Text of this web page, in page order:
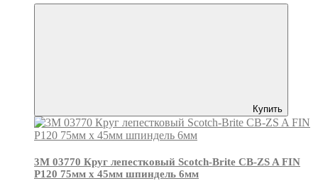
Купить
3М 03770 Круг лепестковый Scotch-Brite CB-ZS A FIN
P120 75мм х 45мм шпиндель 6мм